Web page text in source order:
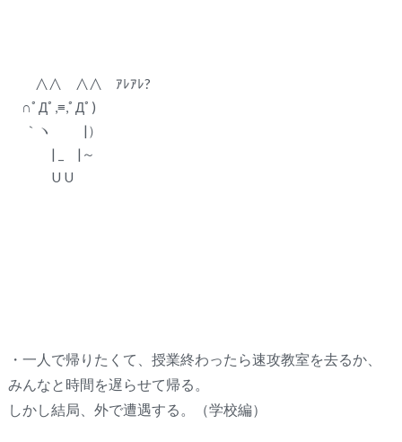
∧∧ ∧∧ ｱﾚｱﾚ?
∩ﾟДﾟ,≡,ﾟДﾟ)
｀ヽ |）
| _ |～
U U
・一人で帰りたくて、授業終わったら速攻教室を去るか、
みんなと時間を遅らせて帰る。
しかし結局、外で遭遇する。（学校編）